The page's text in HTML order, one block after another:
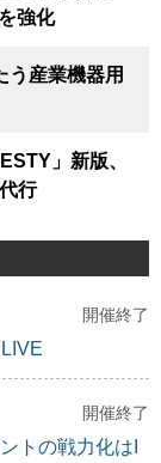
強化
う産業機器用
」新版、
行
開催終了
開催終了
トの戦力化はI